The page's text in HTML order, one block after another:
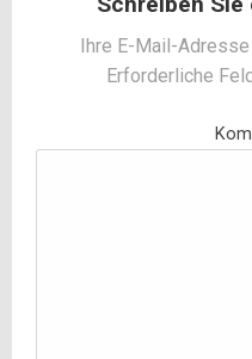
Ihre E-Mail-
Erforderliche